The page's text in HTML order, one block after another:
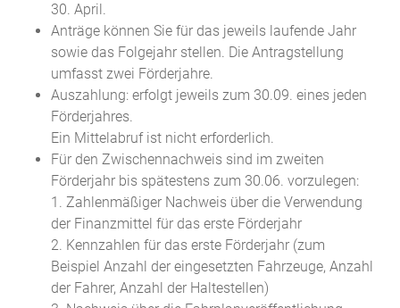
30. April.
Anträge können Sie für das jeweils laufende Jahr
sowie das Folgejahr stellen. Die Antragstellung
umfasst zwei Förderjahre.
Auszahlung: erfolgt jeweils zum 30.09. eines jeden
Förderjahres.
Ein Mittelabruf ist nicht erforderlich.
Für den Zwischennachweis sind im zweiten
Förderjahr bis spätestens zum 30.06. vorzulegen:
1. Zahlenmäßiger Nachweis über die Verwendung
der Finanzmittel für das erste Förderjahr
2. Kennzahlen für das erste Förderjahr (zum
Beispiel Anzahl der eingesetzten Fahrzeuge, Anzahl
der Fahrer, Anzahl der Haltestellen)